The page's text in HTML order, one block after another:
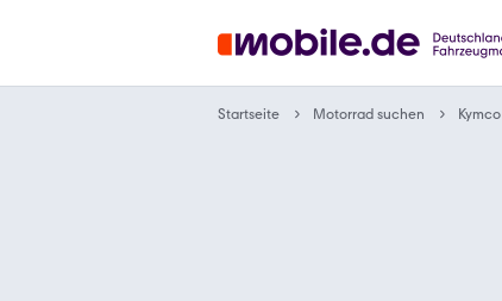
Startseite Motorrad suchen Kymco